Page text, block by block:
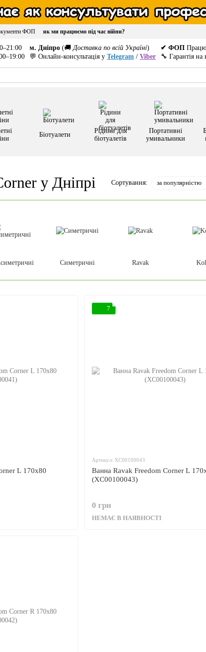
ФОП як ми працюємо під час війни?
м. Дніпро (🚚 Доставка по всій Україні)
💬 Онлайн-консультація у Telegram / Viber
✔ ФОП
🔧 Гарантія на
Біотуалети
Рідини для
біотуалетів
Портативні
умивальники
у Дніпрі Сортування: за популярністю
Симетричні Ravak
L 170x80
7
Артикул: XC00100043
Ванна Ravak Freedom Corner L
(XC00100043)
0 грн
НЕМАЄ В НАЯВНОСТІ